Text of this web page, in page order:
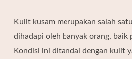
Kulit kusam merupakan salah
dihadapi oleh banyak orang, baik
Kondisi ini ditandai dengan kulit